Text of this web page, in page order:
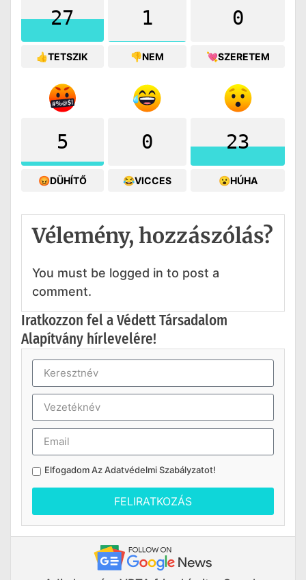
27
👍TETSZIK
1
👎NEM
0
💘SZERETEM
5
😡DÜHÍTŐ
0
😂VICCES
23
😮HÚHA
Vélemény, hozzászólás?
You must be logged in to post a
comment.
Iratkozzon fel a Védett Társadalom
Alapítvány hírlevelére!
Elfogadom AzAdatvédelmi Szabályzatot!
FELIRATKOZÁS